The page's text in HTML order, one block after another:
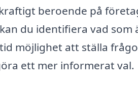
beroende på
du identifiera vad som
möjlighet att ställa
ett mer informerat val.